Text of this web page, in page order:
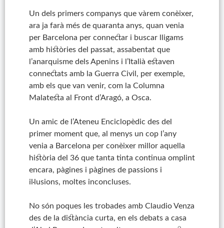
Un dels primers companys que vàrem conèixer,
ara ja farà més de quaranta anys, quan venia
per Barcelona per connectar i buscar lligams
amb històries del passat, assabentat que
l’anarquisme dels Apenins i l’Italià estaven
connectats amb la Guerra Civil, per exemple,
amb els que van venir, com la Columna
Malatesta al Front d’Aragó, a Osca.
Un amic de l’Ateneu Enciclopèdic des del
primer moment que, al menys un cop l’any
venia a Barcelona per conèixer millor aquella
història del 36 que tanta tinta continua omplint
encara, pàgines i pàgines de passions i
il·lusions, moltes inconcluses.
No són poques les trobades amb Claudio Venza
des de la distància curta, en els debats a casa